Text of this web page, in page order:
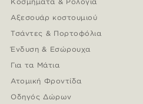
Αξεσουάρ κοστουμιού
Τσάντες & Πορτοφόλια
Ένδυση & Εσώρουχα
Για τα Μάτια
Ατομική Φροντίδα
Οδηγός Δώρων